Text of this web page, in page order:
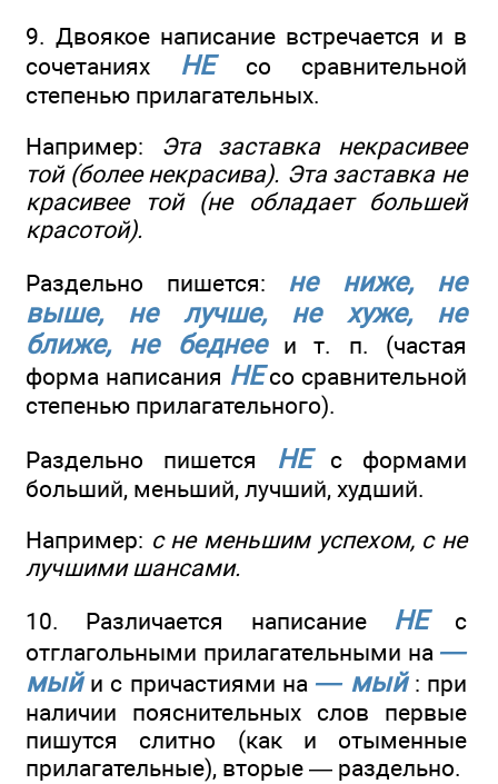
9. Двоякое написание встречается и в
сочетаниях НЕсо сравнительной
степенью прилагательных.
Например: Эта заставка некрасивее
той (более некрасива). Эта заставка не
красивее той (не обладает большей
красотой).
Раздельно пишется: не ниже, не
выше, не лучше, не хуже, не
ближе, не беднееи т. п. (частая
форма написания НЕсо сравнительной
степенью прилагательного).
Раздельно пишется НЕс формами
больший, меньший, лучший, худший.
Например: с не меньшим успехом, с не
лучшими шансами.
10. Различается написание НЕс
отглагольными прилагательными на —
мыйи с причастиями на — мый: при
наличии пояснительных слов первые
пишутся слитно (как и отыменные
прилагательные), вторые — раздельно.